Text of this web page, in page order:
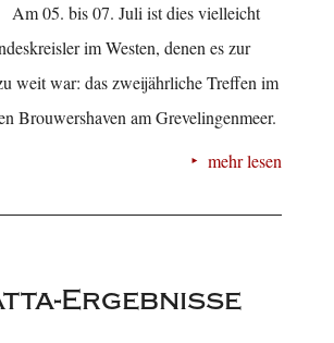
Am 05. bis 07. Juli ist dies vielleicht
im Westen, denen es zur
weit war: das zweijährliche Treffen im
Brouwershaven am Grevelingenmeer.
mehr lesen
Ergebnisse